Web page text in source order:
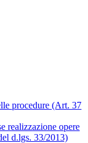
procedure (Art. 37
realizzazione opere
d.lgs. 33/2013)